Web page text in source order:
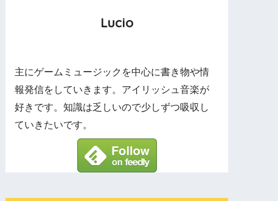
Lucio
主にゲームミュージックを中心に書き物や情
報発信をしていきます。アイリッシュ音楽が
好きです。知識は乏しいので少しずつ吸収し
ていきたいです。